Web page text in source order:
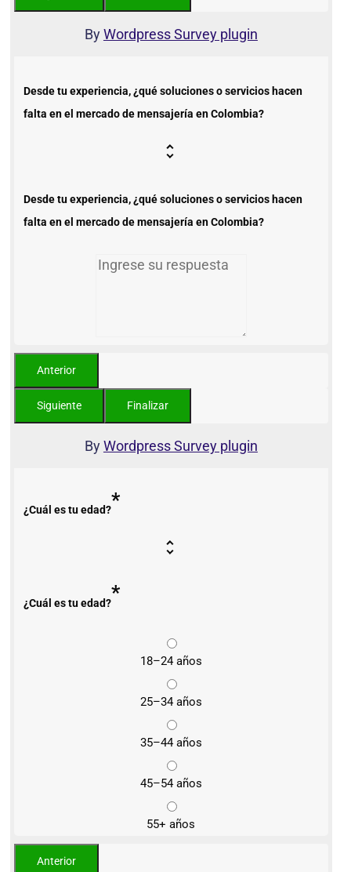
ByWordpress Survey plugin
Desde tu experiencia, ¿qué soluciones o servicios hacen
falta en el mercado de mensajería en Colombia?
Desde tu experiencia, ¿qué soluciones o servicios hacen
falta en el mercado de mensajería en Colombia?
ByWordpress Survey plugin
¿Cuál es tu edad?*
¿Cuál es tu edad?*
18–24 años
25–34 años
35–44 años
45–54 años
55+ años